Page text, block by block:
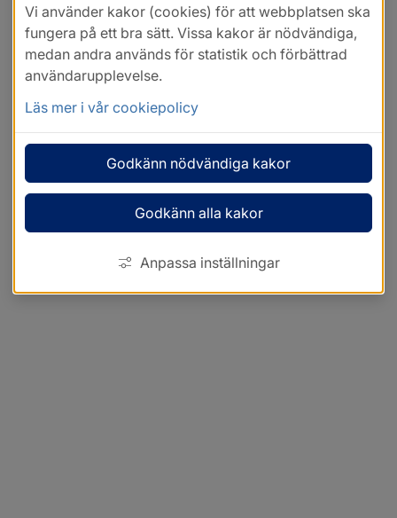
Vi använder kakor (cookies) för att webbplatsen ska
fungera på ett bra sätt. Vissa kakor är nödvändiga,
medan andra används för statistik och förbättrad
användarupplevelse.
Läs mer i vår cookiepolicy
Godkänn nödvändiga kakor
Godkänn alla kakor
Anpassa inställningar